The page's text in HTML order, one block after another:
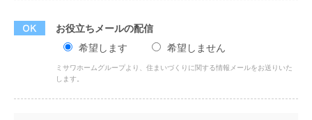
お役立ちメールの配信
希望します
希望しません
ミサワホームグループより、住まいづくりに関する情報メールをお送りいた
します。